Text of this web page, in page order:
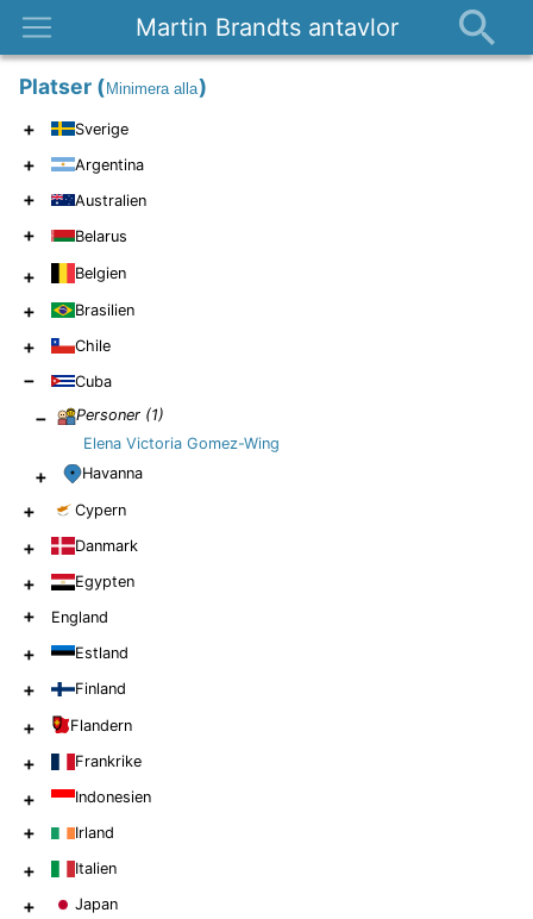
Martin Brandts antavlor
Platser
Om
Kontakt
Platser (Minimera alla)
+ Sverige
+ Argentina
+ Australien
+ Belarus
+ Belgien
+ Brasilien
+ Chile
− Cuba
− Personer (1)
Elena Victoria Gomez-Wing
+ Havanna
+ Cypern
+ Danmark
+ Egypten
+ England
+ Estland
+ Finland
+ Flandern
+ Frankrike
+ Indonesien
+ Irland
+ Italien
+ Japan